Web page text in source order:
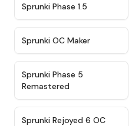
Sprunki Phase 1.5
Sprunki OC Maker
Sprunki Phase 5
Remastered
★ 4.4
Sprunki Rejoyed 6 OC